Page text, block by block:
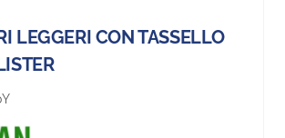
LEGGERI CON TASSELLO